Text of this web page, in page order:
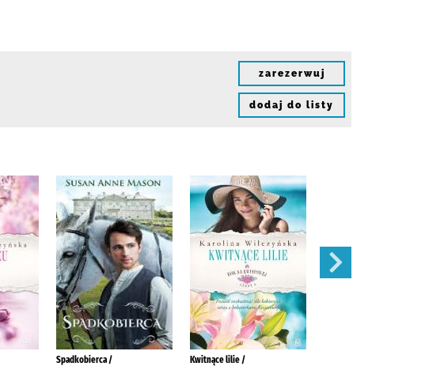
zarezerwuj
dodaj do listy
Spadkobierca /
Kwitnące lilie /